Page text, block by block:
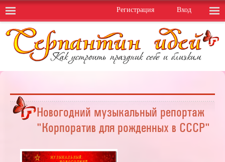
Вход
Регистрация
Новогодний музыкальный репортаж
"Корпоратив для рожденных в СССР"